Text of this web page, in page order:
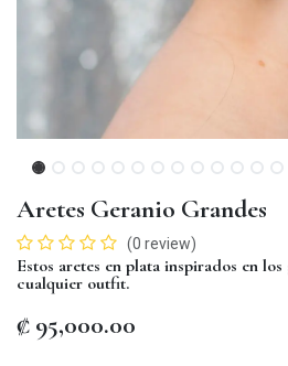
Aretes Geranio Grandes
(0 review)
Estos aretes en plata inspirados en
cualquier outfit.
₡ 95,000.00